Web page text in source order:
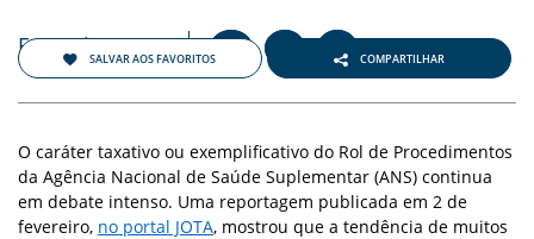
Fevereiro 2022
SALVAR AOS FAVORITOS COMPARTILHAR
O caráter taxativo ou exemplificativo do Rol de Procedimentos
da Agência Nacional de Saúde Suplementar (ANS) continua
em debate intenso. Uma reportagem publicada em 2 de
fevereiro, no portal JOTA, mostrou que a tendência de muitos